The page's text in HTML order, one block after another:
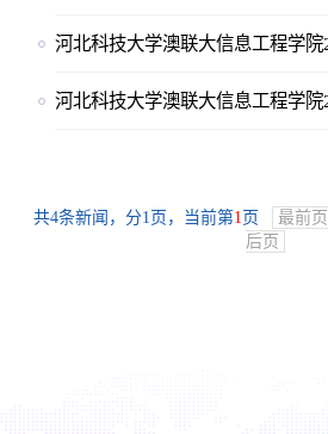
共4条新闻，分1页，当前第1 页 最前页
后页